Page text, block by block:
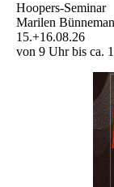
Hoopers-Seminar
Marilen
15.+16.08.26
von 9 Uhr bis ca.